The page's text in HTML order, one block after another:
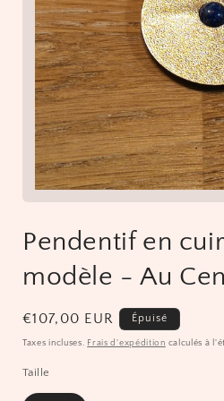
1
dans
fenêtre
Pendentif en
modèle - Au
Prix
habituel
€107,00 EUR Épuisé
Taxes incluses. Frais d'expédition calculés à
Taille